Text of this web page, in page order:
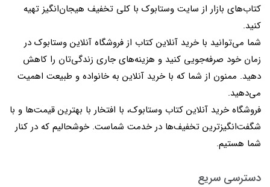
کتاب‌های بازار از سایت وستابوک با کلی تخفیف هیجان‌انگیز تهیه
کنید.
شما می‌توانید با خرید آنلاین کتاب از فروشگاه آنلاین وستابوک در
زمان خود صرفه‌جویی کنید و هزینه‌های جاری زندگی‌تان را کاهش
دهید. ممنون از شما که با خرید آنلاین به خانواده و طبیعت اهمیت
می‌دهید.
فروشگاه خرید آنلاین کتاب وستابوک، با افتخار با بهترین قیمت‌ها و با
شگفت‌انگیزترین تخفیف‌ها در خدمت شماست. خوشحالیم که در کنار
شما هستیم.
دسترسی سریع